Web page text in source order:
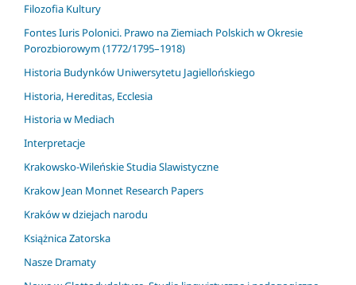
Filozofia Kultury
Fontes Iuris Polonici. Prawo na Ziemiach Polskich w Okresie
Porozbiorowym (1772/1795–1918)
Historia Budynków Uniwersytetu Jagiellońskiego
Historia, Hereditas, Ecclesia
Historia w Mediach
Interpretacje
Krakowsko-Wileńskie Studia Slawistyczne
Krakow Jean Monnet Research Papers
Kraków w dziejach narodu
Książnica Zatorska
Nasze Dramaty